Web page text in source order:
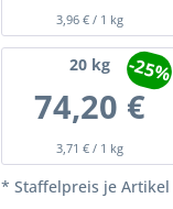
3,96 € / 1 kg
20kg
74,20 €
3,71 € / 1 kg
-25%
* Staffelpreis je Artikel